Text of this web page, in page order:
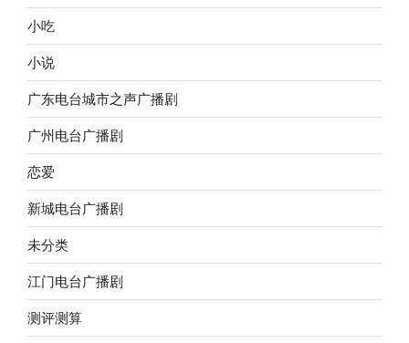
小吃
小说
广东电台城市之声广播剧
广州电台广播剧
恋爱
新城电台广播剧
未分类
江门电台广播剧
测评测算